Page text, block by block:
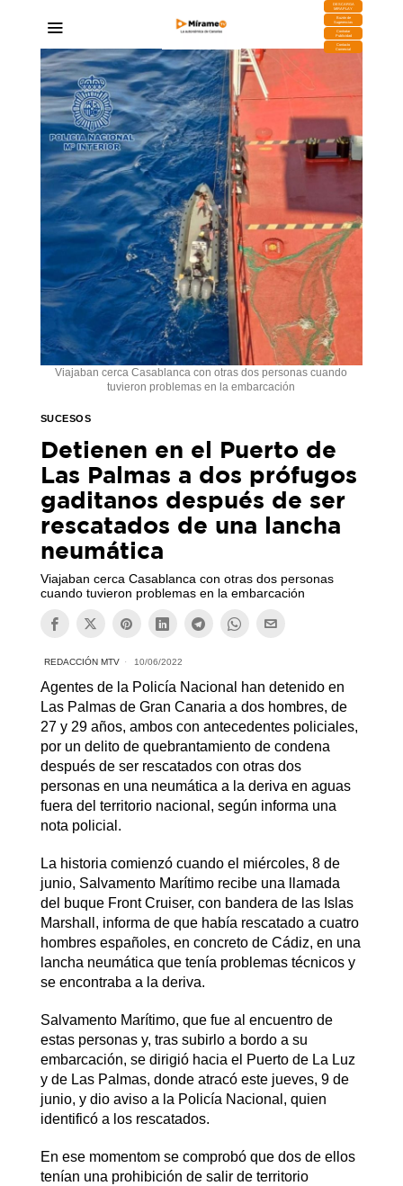
DESCARGA
MIRAPLAY
Buzón de
Sugerencias
Contratar
Publicidad
Contacto
Comercial
Viajaban cerca Casablanca con otras dos personas cuando
tuvieron problemas en la embarcación
SUCESOS
Detienen en el Puerto de
Las Palmas a dos prófugos
gaditanos después de ser
rescatados de una lancha
neumática
Viajaban cerca Casablanca con otras dos personas
cuando tuvieron problemas en la embarcación
REDACCIÓN MTV 10/06/2022
Agentes de la Policía Nacional han detenido en
Las Palmas de Gran Canaria a dos hombres, de
27 y 29 años, ambos con antecedentes policiales,
por un delito de quebrantamiento de condena
después de ser rescatados con otras dos
personas en una neumática a la deriva en aguas
fuera del territorio nacional, según informa una
nota policial.
La historia comienzó cuando el miércoles, 8 de
junio, Salvamento Marítimo recibe una llamada
del buque Front Cruiser, con bandera de las Islas
Marshall, informa de que había rescatado a cuatro
hombres españoles, en concreto de Cádiz, en una
lancha neumática que tenía problemas técnicos y
se encontraba a la deriva.
Salvamento Marítimo, que fue al encuentro de
estas personas y, tras subirlo a bordo a su
embarcación, se dirigió hacia el Puerto de La Luz
y de Las Palmas, donde atracó este jueves, 9 de
junio, y dio aviso a la Policía Nacional, quien
identificó a los rescatados.
En ese momentom se comprobó que dos de ellos
tenían una prohibición de salir de territorio